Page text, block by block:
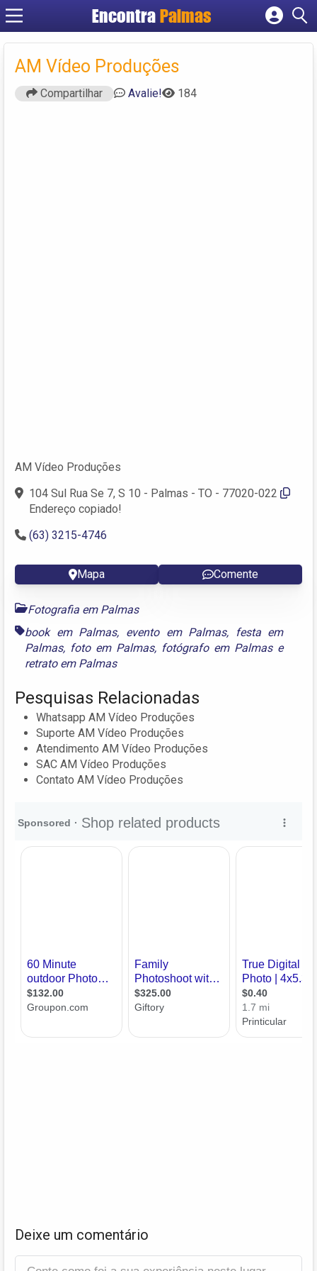
Encontra Palmas
Cadastrar empresa
Fazer login
Criar conta
AM Vídeo Produções
Compartilhar Avalie! 184
AM Vídeo Produções
104 Sul Rua Se 7, S 10 - Palmas - TO - 77020-022
Endereço copiado!
(63) 3215-4746
Mapa Comente
Fotografia em Palmas
book em Palmas, evento em Palmas,
festa em
Palmas, foto em Palmas, fotógrafo em Palmase
retrato em Palmas
Pesquisas Relacionadas
Whatsapp AM Vídeo Produções
Suporte AM Vídeo Produções
Atendimento AM Vídeo Produções
SAC AM Vídeo Produções
Contato AM Vídeo Produções
Deixe um comentário